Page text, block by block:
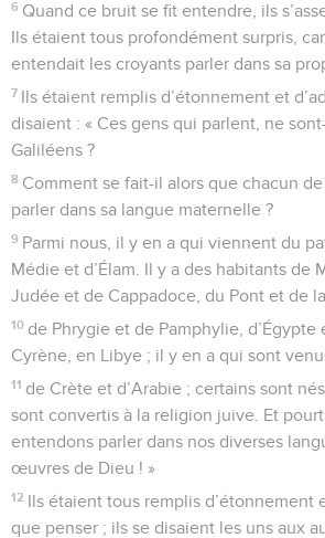
6 Quand ce bruit se fit entendre, ils
Ils étaient tous profondément surpris,
entendait les croyants parler dans sa
7 Ils étaient remplis d’étonnement et
disaient : « Ces gens qui parlent, ne
Galiléens ?
8 Comment se fait-il alors que chacun
parler dans sa langue maternelle ?
9 Parmi nous, il y en a qui viennent du
Médie et d’Élam. Il y a des habitants de
Judée et de Cappadoce, du Pont et de
10 de Phrygie et de Pamphylie,
Cyrène, en Libye ; il y en a qui sont
11 de Crète et d’Arabie ; certains sont
sont convertis à la religion juive. Et
entendons parler dans nos diverses
œuvres de Dieu ! »
12 Ils étaient tous remplis d’étonnement
que penser ; ils se disaient les uns aux